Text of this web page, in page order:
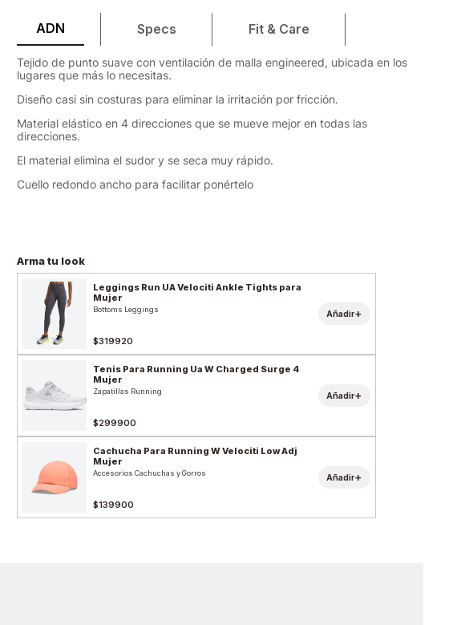
ADN Specs Fit & Care
Tejido de punto suave con ventilación de malla engineered, ubicada en los
lugares que más lo necesitas.
Diseño casi sin costuras para eliminar la irritación por fricción.
Material elástico en 4 direcciones que se mueve mejor en todas las
direcciones.
El material elimina el sudor y se seca muy rápido.
Cuello redondo ancho para facilitar ponértelo
Arma tu look
Leggings Run UA Velociti Ankle Tights para
Mujer
Bottoms Leggings
$319920
Añadir+
Tenis Para Running Ua W Charged Surge 4
Mujer
Zapatillas Running
$299900
Añadir+
Cachucha Para Running W Velociti Low Adj
Mujer
Accesorios Cachuchas y Gorros
$139900
Añadir+